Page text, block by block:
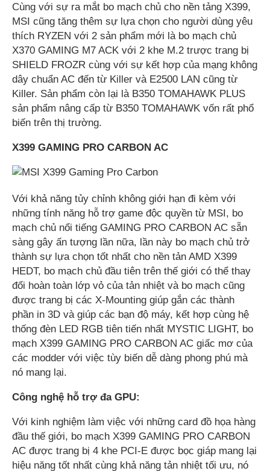
Cùng với sự ra mắt bo mạch chủ cho nền tảng X399,
MSI cũng tăng thêm sự lựa chọn cho người dùng yêu
thích RYZEN với 2 sản phẩm mới là bo mạch chủ
X370 GAMING M7 ACK với 2 khe M.2 trược trang bị
SHIELD FROZR cùng với sự kết hợp của mạng không
dây chuẩn AC đến từ Killer và E2500 LAN cũng từ
Killer. Sản phẩm còn lại là B350 TOMAHAWK PLUS
sản phẩm nâng cấp từ B350 TOMAHAWK vốn rất phổ
biến trên thị trường.
X399 GAMING PRO CARBON AC
Với khả năng tủy chỉnh không giới hạn đi kèm với
những tính năng hỗ trợ game độc quyền từ MSI, bo
mạch chủ nổi tiếng GAMING PRO CARBON AC sẵn
sàng gây ấn tượng lần nữa, lần này bo mạch chủ trở
thành sự lựa chọn tốt nhất cho nền tản AMD X399
HEDT, bo mạch chủ đầu tiên trên thế giới có thể thay
đổi hoàn toàn lớp vỏ của tản nhiệt và bo mạch cũng
được trang bị các X-Mounting giúp gắn các thành
phần in 3D và giúp các bạn độ máy, kết hợp cùng hệ
thống đèn LED RGB tiên tiến nhất MYSTIC LIGHT, bo
mạch X399 GAMING PRO CARBON AC giấc mơ của
các modder với việc tùy biến dễ dàng phong phú mà
nó mang lại.
Công nghệ hỗ trợ đa GPU:
Với kinh nghiệm làm việc với những card đồ họa hàng
đầu thế giới, bo mạch X399 GAMING PRO CARBON
AC được trang bị 4 khe PCI-E được bọc giáp mang lại
hiệu năng tốt nhất cùng khả năng tản nhiệt tối ưu, nó